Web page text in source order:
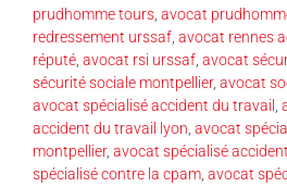
prudhomme tours, avocat
redressement urssaf, avocat rennes
réputé, avocat rsi urssaf, avocat
sécurité sociale montpellier, avocat
avocat spécialisé accident du travail ,
accident du travail lyon, avocat
montpellier, avocat spécialisé
spécialisé contre la cpam, avocat